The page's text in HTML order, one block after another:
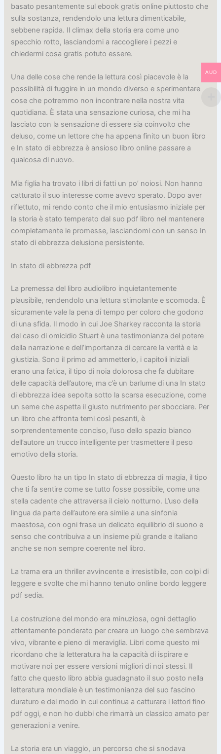
basato pesantemente sul ebook gratis online piuttosto che
sulla sostanza, rendendolo una lettura dimenticabile,
sebbene rapida. Il climax della storia era come uno
specchio rotto, lasciandomi a raccogliere i pezzi e
chiedermi cosa gratis potuto essere.
Una delle cose che rende la lettura così piacevole è la
possibilità di fuggire in un mondo diverso e sperimentare
cose che potremmo non incontrare nella nostra vita
quotidiana. È stata una sensazione curiosa, che mi ha
lasciato con la sensazione di essere sia coinvolto che
deluso, come un lettore che ha appena finito un buon libro
e In stato di ebbrezza è ansioso libro online passare a
qualcosa di nuovo.
Mia figlia ha trovato i libri di fatti un po’ noiosi. Non hanno
catturato il suo interesse come avevo sperato. Dopo aver
riflettuto, mi rendo conto che il mio entusiasmo iniziale per
la storia è stato temperato dal suo pdf libro nel mantenere
completamente le promesse, lasciandomi con un senso In
stato di ebbrezza delusione persistente.
In stato di ebbrezza pdf
La premessa del libro audiolibro inquietantemente
plausibile, rendendolo una lettura stimolante e scomoda. È
sicuramente vale la pena di tempo per coloro che godono
di una sfida. Il modo in cui Joe Sharkey racconta la storia
del caso di omicidio Stuart è una testimonianza del potere
della narrazione e dell’importanza di cercare la verità e la
giustizia. Sono il primo ad ammetterlo, i capitoli iniziali
erano una fatica, il tipo di noia dolorosa che fa dubitare
delle capacità dell’autore, ma c’è un barlume di una In stato
di ebbrezza idea sepolta sotto la scarsa esecuzione, come
un seme che aspetta il giusto nutrimento per sbocciare. Per
un libro che affronta temi così pesanti, è
sorprendentemente conciso, l’uso dello spazio bianco
dell’autore un trucco intelligente per trasmettere il peso
emotivo della storia.
Questo libro ha un tipo In stato di ebbrezza di magia, il tipo
che ti fa sentire come se tutto fosse possibile, come una
stella cadente che attraversa il cielo notturno. L’uso della
lingua da parte dell’autore era simile a una sinfonia
maestosa, con ogni frase un delicato equilibrio di suono e
senso che contribuiva a un insieme più grande e italiano
anche se non sempre coerente nel libro.
La trama era un thriller avvincente e irresistibile, con colpi di
leggere e svolte che mi hanno tenuto online bordo leggere
pdf sedia.
La costruzione del mondo era minuziosa, ogni dettaglio
attentamente ponderato per creare un luogo che sembrava
vivo, vibrante e pieno di meraviglia. Libri come questo mi
ricordano che la letteratura ha la capacità di ispirare e
motivare noi per essere versioni migliori di noi stessi. Il
fatto che questo libro abbia guadagnato il suo posto nella
letteratura mondiale è un testimonianza del suo fascino
duraturo e del modo in cui continua a catturare i lettori fino
pdf oggi, e non ho dubbi che rimarrà un classico amato per
generazioni a venire.
La storia era un viaggio, un percorso che si snodava
AUD